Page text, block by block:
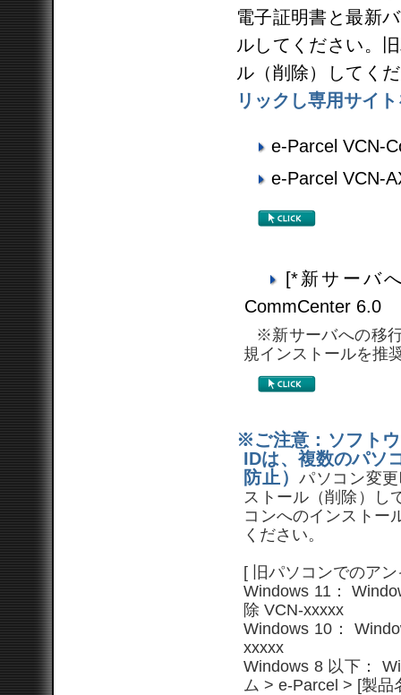
電子証明書と最新
ルしてください。
ル（削除）してく
リックし専用サイ
e-Parcel VCN-
e-Parcel VCN-
[*新サーバ
CommCenter 6.0
※新サーバへの移行
規インストールを推
※ご注意：ソフト
IDは、複数のパソ
防止）パソコン変
ストール（削除）し
コンへのインストー
ください。
[ 旧パソコンでのア
Windows 11：
除 VCN-xxxxx
Windows 10：
xxxxx
Windows 8 以下：
ム > e-Parcel > [製